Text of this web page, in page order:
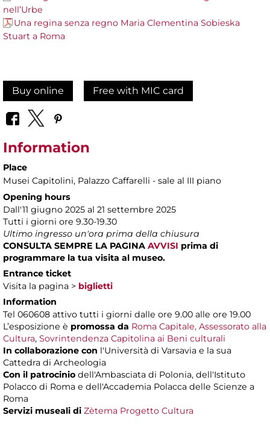
nell’Urbe
Una regina senza regno Maria Clementina Sobieska
Stuart a Roma
Buy online Free with MIC card
Information
Place
Musei Capitolini, Palazzo Caffarelli - sale al III piano
Opening hours
Dall'11 giugno 2025 al 21 settembre 2025
Tutti i giorni ore 9.30-19.30
Ultimo ingresso un'ora prima della chiusura
CONSULTA SEMPRE LA PAGINA AVVISI prima di
programmare la tua visita al museo.
Entrance ticket
Visita la pagina > biglietti
Information
Tel 060608 attivo tutti i giorni dalle ore 9.00 alle ore 19.00
L’esposizione è promossa da Roma Capitale, Assessorato alla
Cultura, Sovrintendenza Capitolina ai Beni culturali
In collaborazione con l'Università di Varsavia e la sua
Cattedra di Archeologia
Con il patrocinio dell'Ambasciata di Polonia, dell'Istituto
Polacco di Roma e dell'Accademia Polacca delle Scienze a
Roma
Servizi museali di Zètema Progetto Cultura